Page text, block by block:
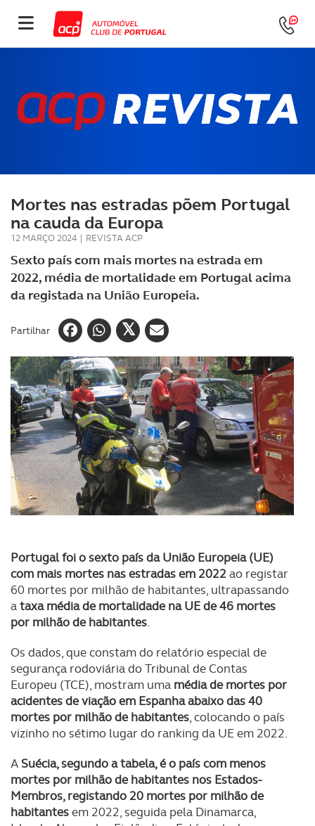
Mortes nas estradas põem Portugal
na cauda da Europa
12 MARÇO 2024 | REVISTA ACP
Sexto país com mais mortes na estrada em
2022, média de mortalidade em Portugal acima
da registada na União Europeia.
Partilhar
Portugal foi o sexto país da União Europeia (UE)
com mais mortes nas estradas em 2022 ao registar
60 mortes por milhão de habitantes, ultrapassando
ataxa média de mortalidade na UE de 46 mortes
por milhão de habitantes.
Os dados, que constam do relatório especial de
segurança rodoviária do Tribunal de Contas
Europeu (TCE), mostram uma média de mortes por
acidentes de viação em Espanha abaixo das 40
mortes por milhão de habitantes, colocando o país
vizinho no sétimo lugar do ranking da UE em 2022.
A Suécia, segundo a tabela, é o país com menos
mortes por milhão de habitantes nos Estados-
Membros, registando 20 mortes por milhão de
habitantesem 2022, seguida pela Dinamarca,